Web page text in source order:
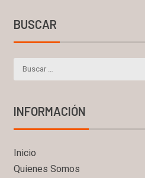
BUSCAR
INFORMACIÓN
Inicio
Quienes Somos